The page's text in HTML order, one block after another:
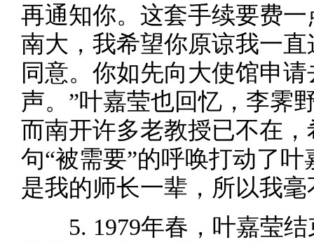
再通知你。这套手续要费
南大，我希望你原谅我一
同意。你如先向大使馆申
声。”叶嘉莹也回忆，李霁
而南开许多老教授已不在
句“被需要”的呼唤打动了
是我的师长一辈，所以我
5. 1979年春，叶嘉莹